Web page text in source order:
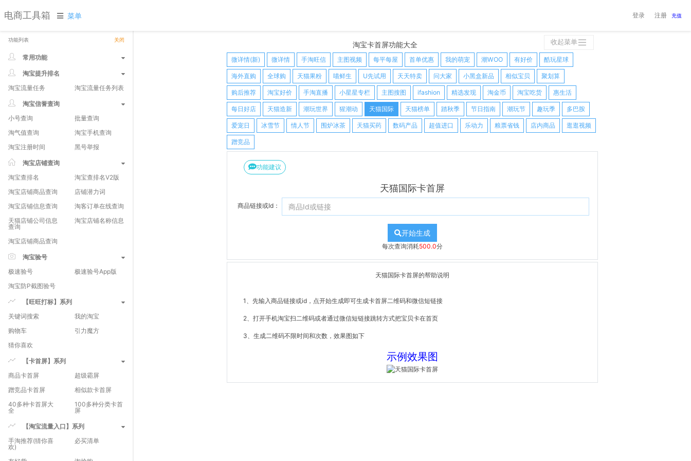
电商工具箱 菜单 登录 注册 充值
功能列表 关闭
常用功能
淘宝提升排名
淘宝流量任务
淘宝流量任务列表
淘宝信誉查询
小号查询
批量查询
淘气值查询
淘宝手机查询
淘宝注册时间
黑号举报
淘宝店铺查询
淘宝查排名
淘宝查排名V2版
淘宝店铺商品查询
店铺潜力词
淘宝店铺信息查询
淘客订单在线查询
天猫店铺公司信息
查询
淘宝店铺名称信息
淘宝店铺商品查询
淘宝验号
极速验号
极速验号App版
淘宝防P截图验号
【旺旺打标】系列
关键词搜索
我的淘宝
购物车
引力魔方
猜你喜欢
【卡首屏】系列
商品卡首屏
超级霸屏
蹭竞品卡首屏
相似款卡首屏
40多种卡首屏大
全
100多种分类卡首
屏
【淘宝流量入口】系列
手淘推荐(猜你喜
欢)
必买清单
收起菜单
淘宝卡首屏功能大全
微详情(新) 微详情 手淘旺信 主图视频 每平每屋 首单优惠 我的萌宠 潮WOO 有好价 酷玩星球
海外直购 全球购 天猫果粉 喵鲜生 U先试用 天天特卖 问大家 小黑盒新品 相似宝贝 聚划算
购后推荐 淘宝好价 手淘直播 小星星专栏 主图搜图 ifashion 精选发现 淘金币 淘宝吃货 惠生活
每日好店 天猫造新 潮玩世界 猩潮动 天猫国际 天猫榜单 踏秋季 节日指南 潮玩节 趣玩季 多巴胺
爱宠日 冰雪节 情人节 围炉冰茶 天猫买药 数码产品 超值进口 乐动力 粮票省钱 店内商品 逛逛视频
蹭竞品
功能建议
天猫国际卡首屏
商品链接或Id：
开始生成
每次查询消耗500.0分
天猫国际卡首屏的帮助说明
1、先输入商品链接或id，点开始生成即可生成卡首屏二维码和微信短链接
2、打开手机淘宝扫二维码或者通过微信短链接跳转方式把宝贝卡在首页
3、生成二维码不限时间和次数，效果图如下
示例效果图